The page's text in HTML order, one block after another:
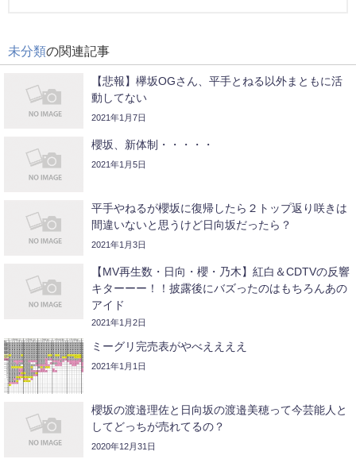
未分類の関連記事
【悲報】欅坂OGさん、平手とねる以外まともに活
動してない
2021年1月7日
櫻坂、新体制・・・・・
2021年1月5日
平手やねるが櫻坂に復帰したら２トップ返り咲きは
間違いないと思うけど日向坂だったら？
2021年1月3日
【MV再生数・日向・櫻・乃木】紅白＆CDTVの反響
キターーー！！披露後にバズったのはもちろんあの
アイド
2021年1月2日
ミーグリ完売表がやべええええ
2021年1月1日
櫻坂の渡邉理佐と日向坂の渡邉美穂って今芸能人と
してどっちが売れてるの？
2020年12月31日